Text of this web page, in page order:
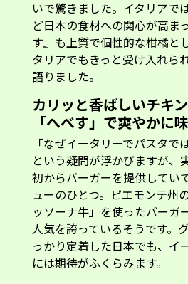
ッソーナ牛」を使ったバーガ
人気を誇っているそうです。
っかり定着した日本でも、イ
には期待がふくらみます。
「コトレッタ」といえばミラ
レミアムバーガーの中でも、
しいのは、「宮崎県産チキン
ー」でしょう。宮崎県産鶏肉
レツ「コトレッタ」に仕立て
マヨネーズベースの地中海風
チキンの味わいを引き立てま
まず驚かされたのは、思った
しい食感。衣の中から現れる
ーッと広がります。添えられ